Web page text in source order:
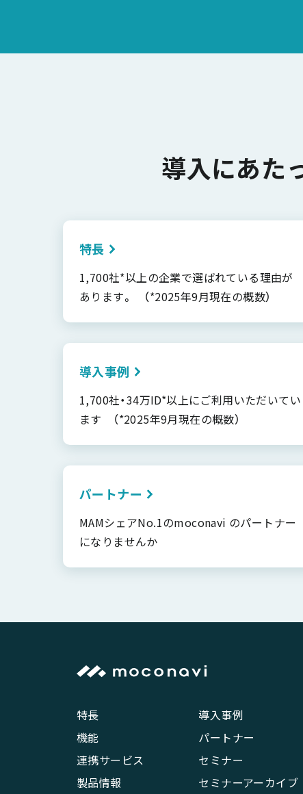
導入にあた
特長
1,700社*以上の企業で選ばれている理由が
あります。 （*2025年9月現在の概数）
導入事例
1,700社・34万ID*以上にご利用いただいてい
ます （*2025年9月現在の概数）
パートナー
MAMシェアNo.1のmoconavi のパートナー
になりませんか
特長
機能
連携サービス
製品情報
導入事例
パートナー
セミナー
セミナーアーカイブ